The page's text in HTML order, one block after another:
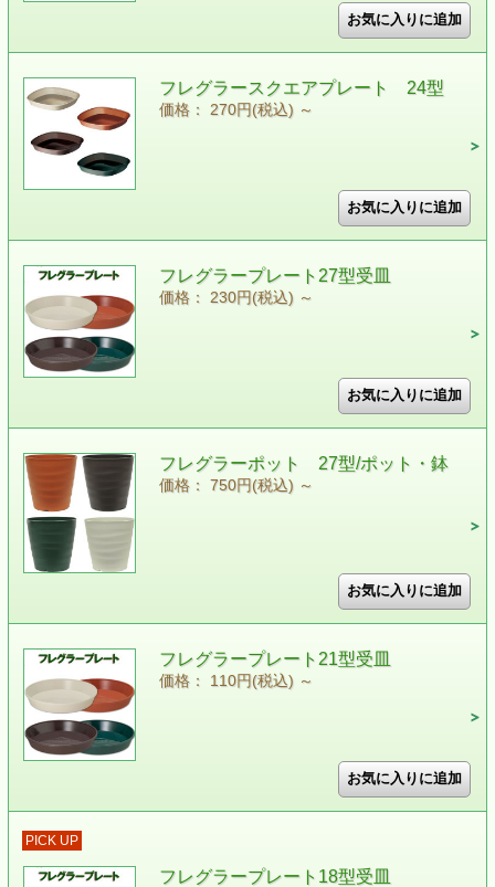
フレグラースクエアプレート 24型
価格： 270円(税込) ～
フレグラープレート27型受皿
価格： 230円(税込) ～
フレグラーポット 27型/ポット・鉢
価格： 750円(税込) ～
フレグラープレート21型受皿
価格： 110円(税込) ～
PICK UP
フレグラープレート18型受皿